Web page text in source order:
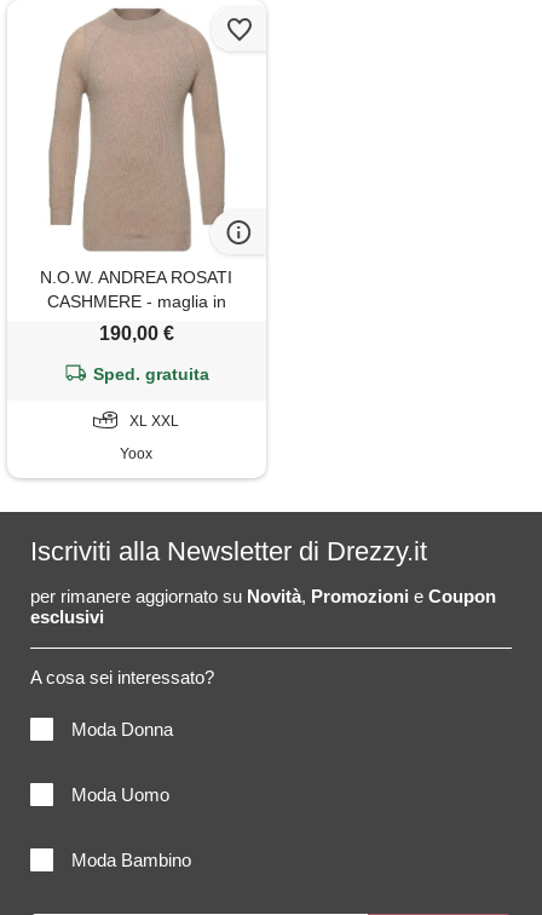
N.O.W. ANDREA ROSATI
CASHMERE - maglia in
cachemire - beige
190,00 €
Sped. gratuita
XL XXL
Yoox
Iscriviti alla Newsletter di Drezzy.it
per rimanere aggiornato su Novità, Promozioni e Coupon
esclusivi
A cosa sei interessato?
Moda Donna
Moda Uomo
Moda Bambino